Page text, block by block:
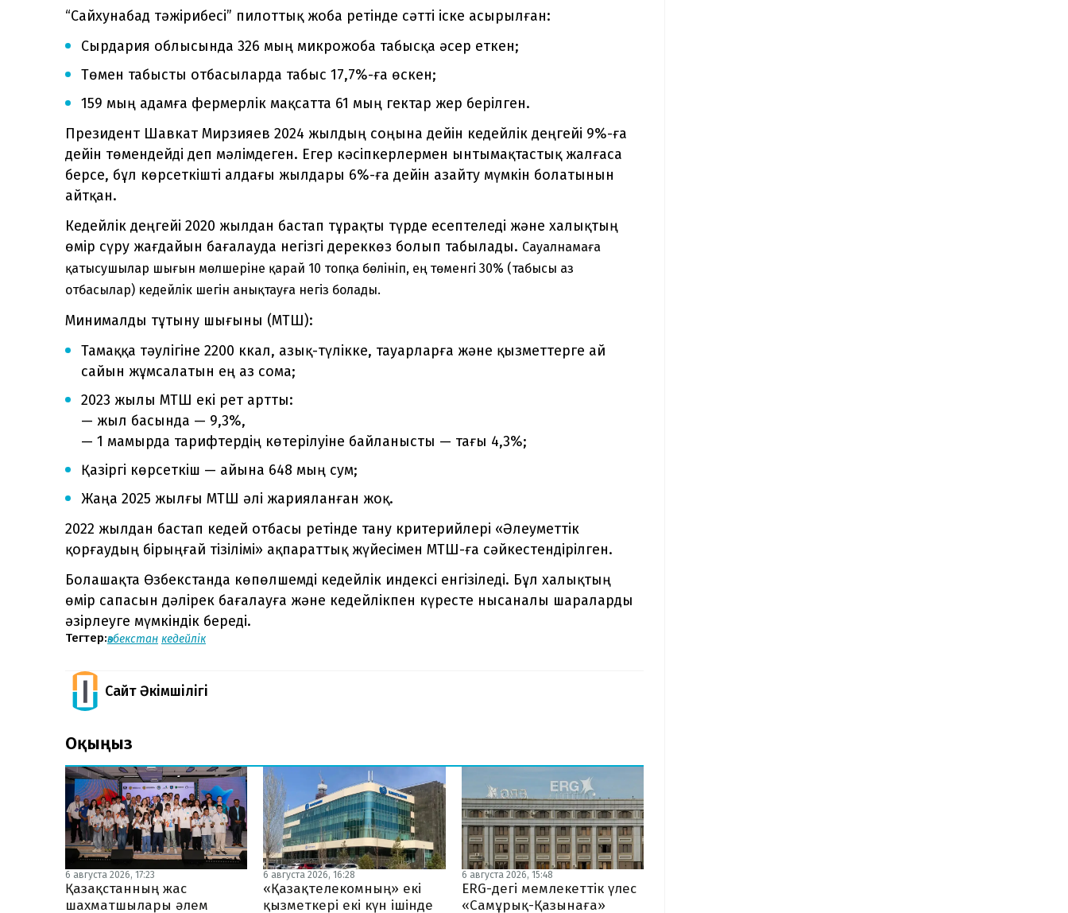
“Сайхунабад тәжірибесі” пилоттық жоба ретінде сәтті іске асырылған:
Сырдария облысында 326 мың микрожоба табысқа әсер еткен;
Төмен табысты отбасыларда табыс 17,7%-ға өскен;
159 мың адамға фермерлік мақсатта 61 мың гектар жер берілген.
Президент Шавкат Мирзияев 2024 жылдың соңына дейін кедейлік деңгейі 9%-ға
дейін төмендейді деп мәлімдеген. Егер кәсіпкерлермен ынтымақтастық жалғаса
берсе, бұл көрсеткішті алдағы жылдары 6%-ға дейін азайту мүмкін болатынын
айтқан.
Кедейлік деңгейі 2020 жылдан бастап тұрақты түрде есептеледі және халықтың
өмір сүру жағдайын бағалауда негізгі дереккөз болып табылады. Сауалнамаға
қатысушылар шығын мөлшеріне қарай 10 топқа бөлініп, ең төменгі 30% (табысы аз
отбасылар) кедейлік шегін анықтауға негіз болады.
Минималды тұтыну шығыны (МТШ):
Тамаққа тәулігіне 2200 ккал, азық-түлікке, тауарларға және қызметтерге ай
сайын жұмсалатын ең аз сома;
2023 жылы МТШ екі рет артты:
— жыл басында — 9,3%,
— 1 мамырда тарифтердің көтерілуіне байланысты — тағы 4,3%;
Қазіргі көрсеткіш — айына 648 мың сум;
Жаңа 2025 жылғы МТШ әлі жарияланған жоқ.
2022 жылдан бастап кедей отбасы ретінде тану критерийлері «Әлеуметтік
қорғаудың бірыңғай тізілімі» ақпараттық жүйесімен МТШ-ға сәйкестендірілген.
Болашақта Өзбекстанда көпөлшемді кедейлік индексі енгізіледі. Бұл халықтың
өмір сапасын дәлірек бағалауға және кедейлікпен күресте нысаналы шараларды
әзірлеуге мүмкіндік береді.
Тегтер:өзбекстан кедейлік
Сайт Әкімшілігі
Оқыңыз
6 августа 2026, 17:23
Қазақстанның жас
шахматшылары әлем
6 августа 2026, 16:28
«Қазақтелекомның» екі
қызметкері екі күн ішінде
6 августа 2026, 15:48
ERG-дегі мемлекеттік үлес
«Самұрық-Қазынаға»